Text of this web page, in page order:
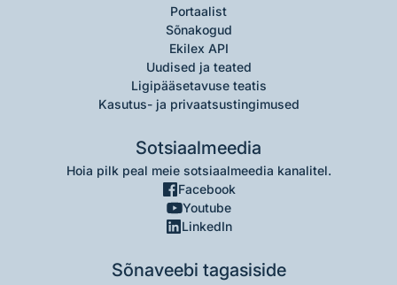
Portaalist
Sõnakogud
Ekilex API
Uudised ja teated
Ligipääsetavuse teatis
Kasutus- ja privaatsustingimused
Sotsiaalmeedia
Hoia pilk peal meie sotsiaalmeedia kanalitel.
Facebook
Youtube
LinkedIn
Sõnaveebi tagasiside